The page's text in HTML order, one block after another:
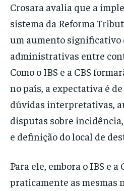
Crosara avalia que a
sistema da Reforma
um aumento significativo
administrativas entre
Como o IBS e a CBS
no país, a expectativa é
dúvidas interpretativas,
disputas sobre
e definição do local de
Para ele, embora o IBS e a
praticamente as mesmas